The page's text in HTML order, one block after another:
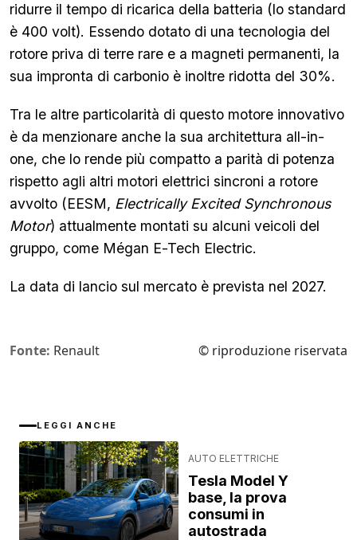
ridurre il tempo di ricarica della batteria (lo standard
è 400 volt). Essendo dotato di una tecnologia del
rotore priva di terre rare e a magneti permanenti, la
sua impronta di carbonio è inoltre ridotta del 30%.
Tra le altre particolarità di questo motore innovativo
è da menzionare anche la sua architettura all-in-
one, che lo rende più compatto a parità di potenza
rispetto agli altri motori elettrici sincroni a rotore
avvolto (EESM, Electrically Excited Synchronous
Motor) attualmente montati su alcuni veicoli del
gruppo, come Mégan E-Tech Electric.
La data di lancio sul mercato è prevista nel 2027.
Fonte: Renault © riproduzione riservata
LEGGI ANCHE
AUTO ELETTRICHE
Tesla Model Y
base, la prova
consumi in
autostrada